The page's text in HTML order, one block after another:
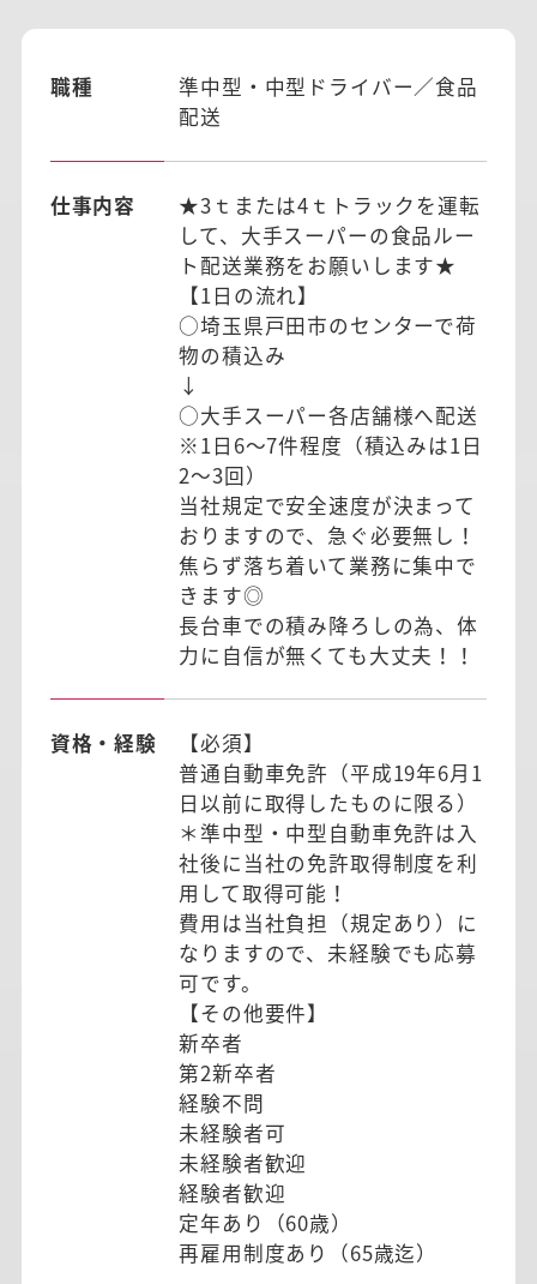
職種
準中型・中型ドライバー／食品
配送
仕事内容
★3ｔまたは4ｔトラックを運転
して、大手スーパーの食品ルー
ト配送業務をお願いします★
【1日の流れ】
○埼玉県戸田市のセンターで荷
物の積込み
↓
○大手スーパー各店舗様へ配送
※1日6～7件程度（積込みは1日
2～3回）
当社規定で安全速度が決まって
おりますので、急ぐ必要無し！
焦らず落ち着いて業務に集中で
きます◎
長台車での積み降ろしの為、体
力に自信が無くても大丈夫！！
資格・経験
【必須】
普通自動車免許（平成19年6月1
日以前に取得したものに限る）
＊準中型・中型自動車免許は入
社後に当社の免許取得制度を利
用して取得可能！
費用は当社負担（規定あり）に
なりますので、未経験でも応募
可です。
【その他要件】
新卒者
第2新卒者
経験不問
未経験者可
未経験者歓迎
経験者歓迎
定年あり（60歳）
再雇用制度あり（65歳迄）